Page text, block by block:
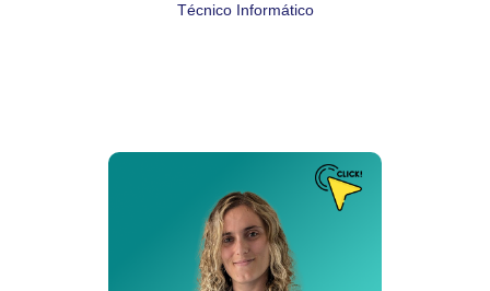
Técnico Informático
Directora de Marketing
Delegación:
Madrid